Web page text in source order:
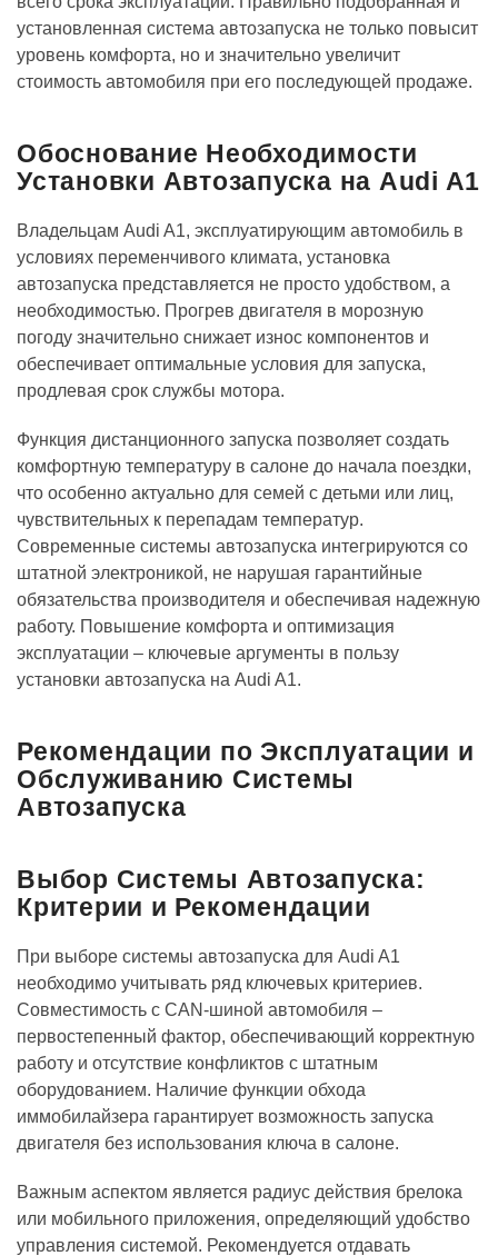
установленная система автозапуска не только повысит
уровень комфорта, но и значительно увеличит
стоимость автомобиля при его последующей продаже.
Обоснование Необходимости
Установки Автозапуска на Audi A1
Владельцам Audi A1, эксплуатирующим автомобиль в
условиях переменчивого климата, установка
автозапуска представляется не просто удобством, а
необходимостью. Прогрев двигателя в морозную
погоду значительно снижает износ компонентов и
обеспечивает оптимальные условия для запуска,
продлевая срок службы мотора.
Функция дистанционного запуска позволяет создать
комфортную температуру в салоне до начала поездки,
что особенно актуально для семей с детьми или лиц,
чувствительных к перепадам температур.
Современные системы автозапуска интегрируются со
штатной электроникой, не нарушая гарантийные
обязательства производителя и обеспечивая надежную
работу. Повышение комфорта и оптимизация
эксплуатации – ключевые аргументы в пользу
установки автозапуска на Audi A1.
Рекомендации по Эксплуатации и
Обслуживанию Системы
Автозапуска
Выбор Системы Автозапуска:
Критерии и Рекомендации
При выборе системы автозапуска для Audi A1
необходимо учитывать ряд ключевых критериев.
Совместимость с CAN-шиной автомобиля –
первостепенный фактор, обеспечивающий корректную
работу и отсутствие конфликтов с штатным
оборудованием. Наличие функции обхода
иммобилайзера гарантирует возможность запуска
двигателя без использования ключа в салоне.
Важным аспектом является радиус действия брелока
или мобильного приложения, определяющий удобство
управления системой. Рекомендуется отдавать